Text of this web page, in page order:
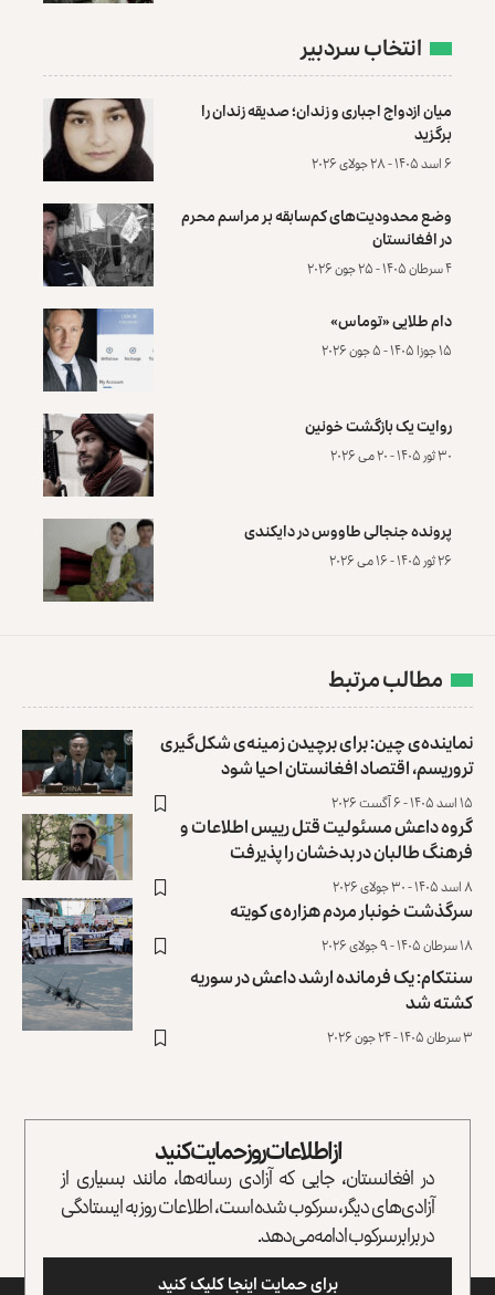
انتخاب سردبیر
میان ازدواج اجباری و زندان؛ صدیقه زندان را
برگزید
۶ اسد ۱۴۰۵ - ۲۸ جولای ۲۰۲۶
وضع محدودیت‌های کم‌سابقه بر مراسم محرم
در افغانستان
۴ سرطان ۱۴۰۵ - ۲۵ جون ۲۰۲۶
دام طلایی «توماس»
۱۵ جوزا ۱۴۰۵ - ۵ جون ۲۰۲۶
روایت یک بازگشت خونین
۳۰ ثور ۱۴۰۵ - ۲۰ می ۲۰۲۶
پرونده‌ جنجالی طاووس در دایکندی
۲۶ ثور ۱۴۰۵ - ۱۶ می ۲۰۲۶
مطالب مرتبط
نماینده‌ی چین: برای برچیدن زمینه‌ی شکل‌گیری
تروریسم، اقتصاد افغانستان احیا شود
۱۵ اسد ۱۴۰۵ - ۶ آگست ۲۰۲۶
گروه داعش مسئولیت قتل رییس اطلاعات و
فرهنگ طالبان در بدخشان را ‏پذیرفت
۸ اسد ۱۴۰۵ - ۳۰ جولای ۲۰۲۶
سرگذشت خونبار مردم هزاره‌ی کویته
۱۸ سرطان ۱۴۰۵ - ۹ جولای ۲۰۲۶
سنتکام: یک فرمانده ارشد داعش در سوریه
کشته شد
۳ سرطان ۱۴۰۵ - ۲۴ جون ۲۰۲۶
از اطلاعات روز حمایت کنید
در افغانستان، جایی که آزادی رسانه‌ها، مانند بسیاری از
آزادی‌های دیگر، سرکوب شده است، اطلاعات روز به ایستادگی
در برابر سرکوب ادامه می‌دهد.
برای حمایت اینجا کلیک کنید